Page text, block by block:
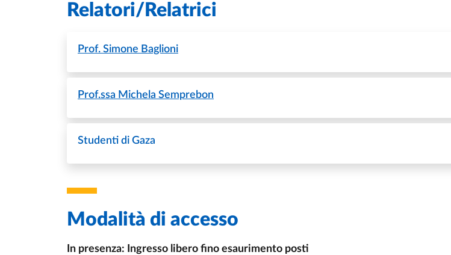
Relatori/Relatrici
Prof. Simone Baglioni
Prof.ssa Michela Semprebon
Studenti di Gaza
Modalità di accesso
In presenza: Ingresso libero fino esaurimento posti